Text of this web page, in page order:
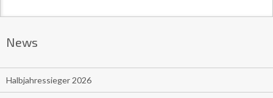
News
Halbjahressieger 2026